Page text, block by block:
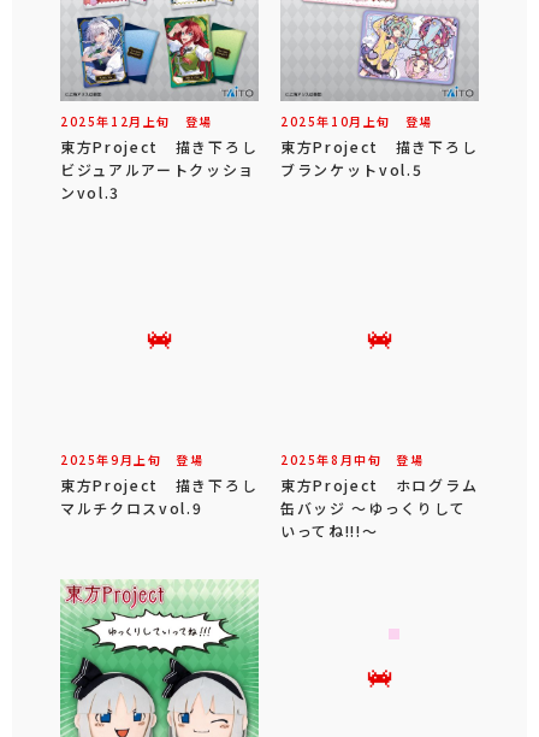
2025年 12 月 上旬 登場
東方Project 描き下ろし
ビジュアルアートクッショ
ンvol.3
2025年 10月 上旬 登場
東方Project 描き下ろし
ブランケットvol.5
2025年9 月 上旬 登場
東方Project 描き下ろし
マルチクロスvol.9
2025年8 月中旬 登場
東方Project ホログラム
缶バッジ ～ゆっくりして
いってね!!!～